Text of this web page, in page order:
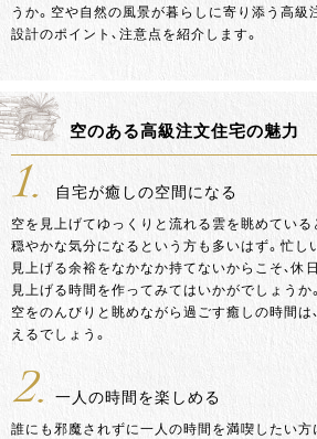
うか。空や自然の風景が暮らしに寄り添う高級
設計のポイント、注意点を紹介します。
空のある高級注文住宅の魅力
1. 自宅が癒しの空間になる
空を見上げてゆっくりと流れる雲を眺めている
穏やかな気分になるという方も多いはず。忙し
見上げる余裕をなかなか持てないからこそ、休
見上げる時間を作ってみてはいかがでしょうか。
空をのんびりと眺めながら過ごす癒しの時間は
えるでしょう。
2. 一人の時間を楽しめる
誰にも邪魔されずに一人の時間を満喫したい方